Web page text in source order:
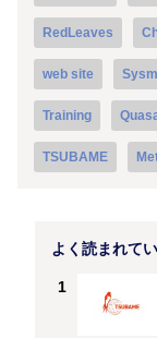
RedLeaves
web site
Training
TSUBAME
よく読まれて
1